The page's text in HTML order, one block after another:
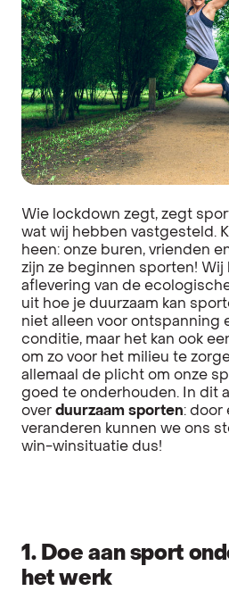
Wie lockdown zegt, zegt
wat wij hebben vastgesteld.
heen: onze buren, vrienden
zijn ze beginnen sporten!
aflevering van de
uit hoe je duurzaam kan
niet alleen voor ontspanning
conditie, maar het kan ook
om zo voor het milieu te
allemaal de plicht om onze
goed te onderhouden. In dit
over duurzaam sporten: door
veranderen kunnen we ons
win-winsituatie dus!
1. Doe aan sport
het werk